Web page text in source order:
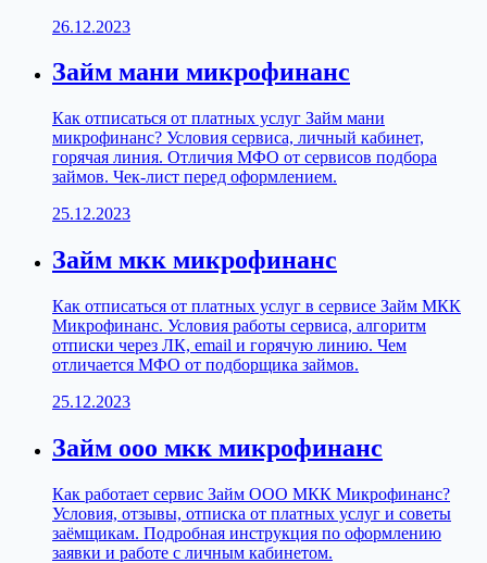
26.12.2023
Займ мани микрофинанс
Как отписаться от платных услуг Займ мани
микрофинанс? Условия сервиса, личный кабинет,
горячая линия. Отличия МФО от сервисов подбора
займов. Чек-лист перед оформлением.
25.12.2023
Займ мкк микрофинанс
Как отписаться от платных услуг в сервисе Займ МКК
Микрофинанс. Условия работы сервиса, алгоритм
отписки через ЛК, email и горячую линию. Чем
отличается МФО от подборщика займов.
25.12.2023
Займ ооо мкк микрофинанс
Как работает сервис Займ ООО МКК Микрофинанс?
Условия, отзывы, отписка от платных услуг и советы
заёмщикам. Подробная инструкция по оформлению
заявки и работе с личным кабинетом.